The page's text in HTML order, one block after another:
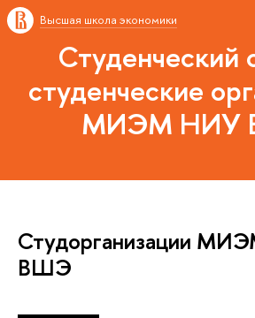
Высшая школа экономики
Студенческий
студенческие
МИЭМ НИУ
Студорганизации
ВШЭ